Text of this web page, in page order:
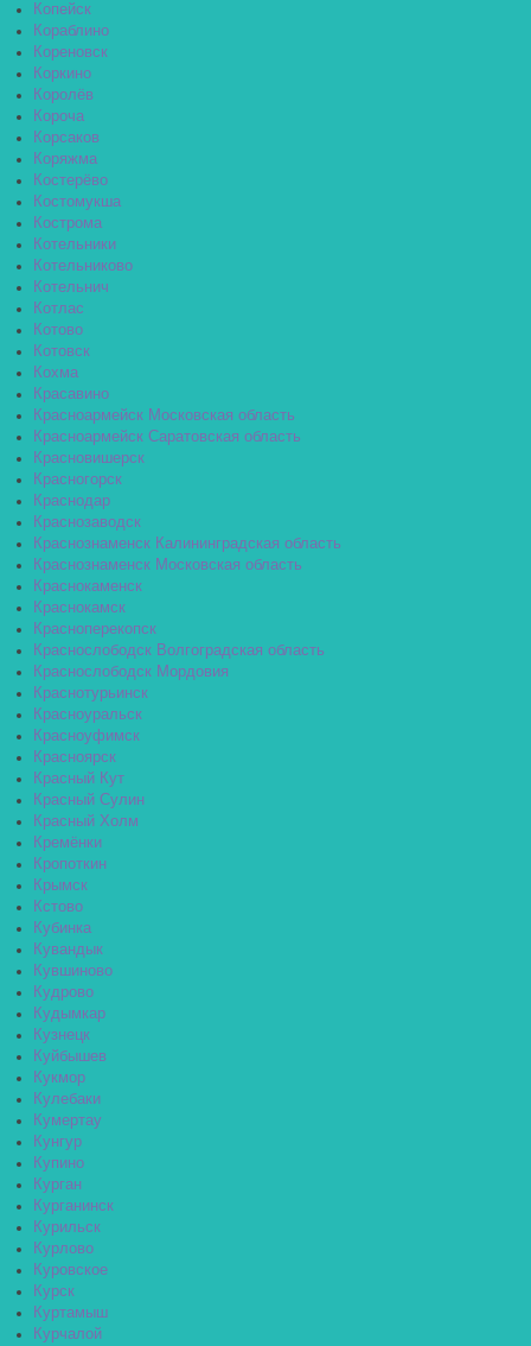
Копейск
Кораблино
Кореновск
Коркино
Королёв
Короча
Корсаков
Коряжма
Костерёво
Костомукша
Кострома
Котельники
Котельниково
Котельнич
Котлас
Котово
Котовск
Кохма
Красавино
Красноармейск Московская область
Красноармейск Саратовская область
Красновишерск
Красногорск
Краснодар
Краснозаводск
Краснознаменск Калининградская область
Краснознаменск Московская область
Краснокаменск
Краснокамск
Красноперекопск
Краснослободск Волгоградская область
Краснослободск Мордовия
Краснотурьинск
Красноуральск
Красноуфимск
Красноярск
Красный Кут
Красный Сулин
Красный Холм
Кремёнки
Кропоткин
Крымск
Кстово
Кубинка
Кувандык
Кувшиново
Кудрово
Кудымкар
Кузнецк
Куйбышев
Кукмор
Кулебаки
Кумертау
Кунгур
Купино
Курган
Курганинск
Курильск
Курлово
Куровское
Курск
Куртамыш
Курчалой